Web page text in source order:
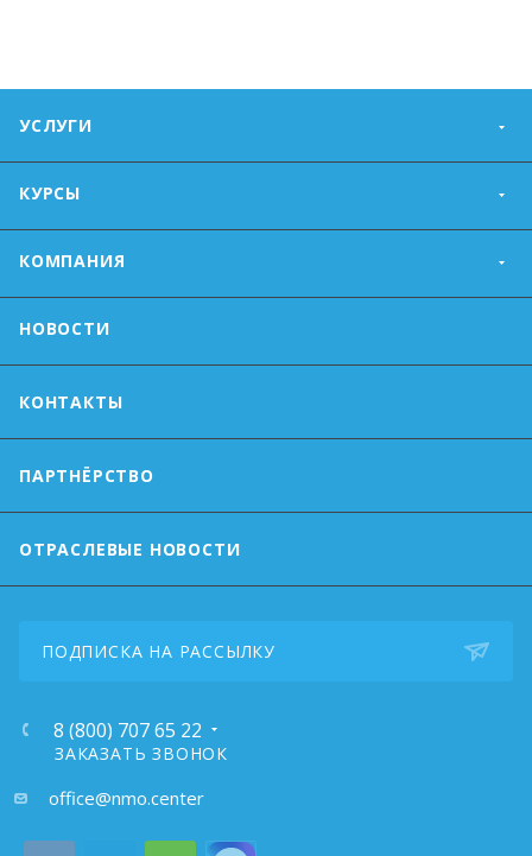
УСЛУГИ
КУРСЫ
КОМПАНИЯ
НОВОСТИ
КОНТАКТЫ
ПАРТНЁРСТВО
ОТРАСЛЕВЫЕ НОВОСТИ
ПОДПИСКА НА РАССЫЛКУ
8 (800) 707 65 22
ЗАКАЗАТЬ ЗВОНОК
почта:office@nmo.center